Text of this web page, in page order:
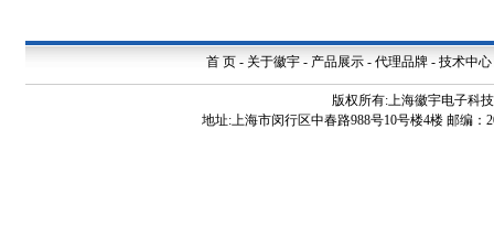
首 页- 关于徽宇- 产品展示- 代理品牌- 技术中心
版权所有:上海徽宇电子科
地址:上海市闵行区中春路988号10号楼4楼 邮编：